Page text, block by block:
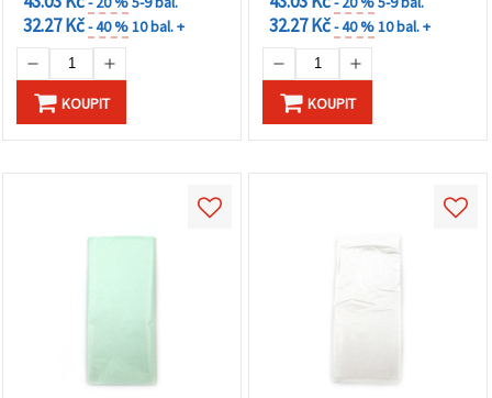
32.27 Kč- 40 %10 bal. +
KOUPIT
32.27 Kč- 40 %10 bal. +
KOUPIT